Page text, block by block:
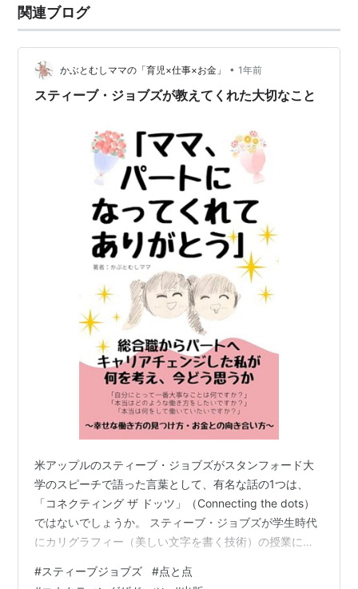
から読んでいただけると嬉しいです！ ※noteを始めてみ
まして、初めて有料記事なるものを書いてみました。し
関連ブログ
かぶとむしママの「育児×仕事×お金」 • 1年前
スティーブ・ジョブズが教えてくれた大切なこと
米アップルのスティーブ・ジョブズがスタンフォード大
学のスピーチで語った言葉として、有名な話の1つは、
「コネクティング ザ ドッツ」（Connecting the dots）
ではないでしょうか。 スティーブ・ジョブズが学生時代
にカリグラフィー（美しい文字を書く技術）の授業に没
かされ、多様なフォントや字間調整機能が加わったよう
#スティーブジョブズ #点と点